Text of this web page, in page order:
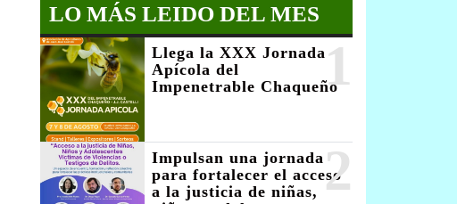
LO MÁS LEIDO DEL MES
1
Llega la XXX Jornada
Apícola del
Impenetrable Chaqueño
2
Impulsan una jornada
para fortalecer el acceso
a la justicia de niñas,